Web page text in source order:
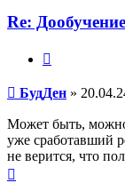
Re:
Сообщение
БудДен »
Может быть,
уже сработавший
не верится, что